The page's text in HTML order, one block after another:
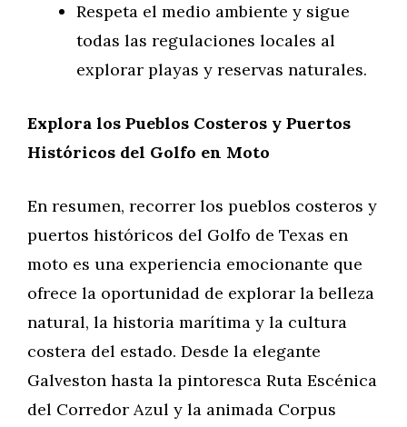
Respeta el medio ambiente y sigue
todas las regulaciones locales al
explorar playas y reservas naturales.
Explora los Pueblos Costeros y Puertos
Históricos del Golfo en Moto
En resumen, recorrer los pueblos costeros y
puertos históricos del Golfo de Texas en
moto es una experiencia emocionante que
ofrece la oportunidad de explorar la belleza
natural, la historia marítima y la cultura
costera del estado. Desde la elegante
Galveston hasta la pintoresca Ruta Escénica
del Corredor Azul y la animada Corpus